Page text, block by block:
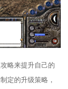
略来提升自己的
定的升级策略，